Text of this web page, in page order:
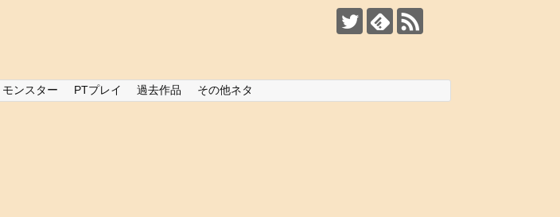
モンスター PTプレイ 過去作品 その他ネタ